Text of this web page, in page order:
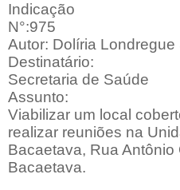
Indicação
N°:975
Autor: Dolíria Londregue
Destinatário:
Secretaria de Saúde
Assunto:
Viabilizar um local
realizar reuniões na
Bacaetava, Rua Antônio
Bacaetava.